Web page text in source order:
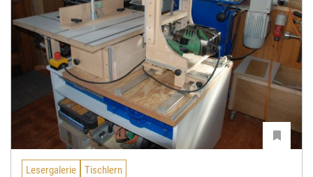
Lesergalerie Tischlern